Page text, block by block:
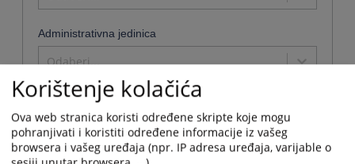
Administrativna jedinica
Odaberi...
Naziv
Korištenje kolačića
Ova web stranica koristi određene skripte koje mogu
pohranjivati i koristiti određene informacije iz vašeg
browsera i vašeg uređaja (npr. IP adresa uređaja, varijable o